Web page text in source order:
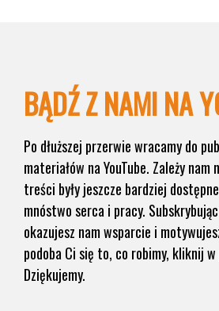
BĄDŹ Z NAMI NA
Po dłuższej przerwie wracamy do
materiałów na YouTube. Zależy nam
treści były jeszcze bardziej
mnóstwo serca i pracy. Subskrybując
okazujesz nam wsparcie i
podoba Ci się to, co robimy, kliknij
Dziękujemy.